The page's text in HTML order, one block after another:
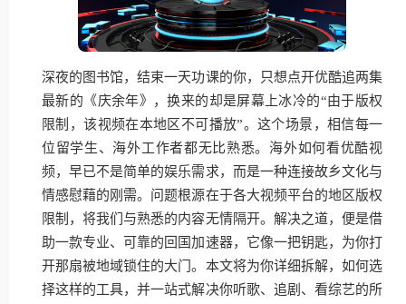
深夜的图书馆，结束一天功课的你，只想点开优酷追两集
最新的《庆余年》，换来的却是屏幕上冰冷的“由于版权
限制，该视频在本地区不可播放”。这个场景，相信每一
位留学生、海外工作者都无比熟悉。海外如何看优酷视
频，早已不是简单的娱乐需求，而是一种连接故乡文化与
情感慰藉的刚需。问题根源在于各大视频平台的地区版权
限制，将我们与熟悉的内容无情隔开。解决之道，便是借
助一款专业、可靠的回国加速器，它像一把钥匙，为你打
开那扇被地域锁住的大门。本文将为你详细拆解，如何选
择这样的工具，并一站式解决你听歌、追剧、看综艺的所